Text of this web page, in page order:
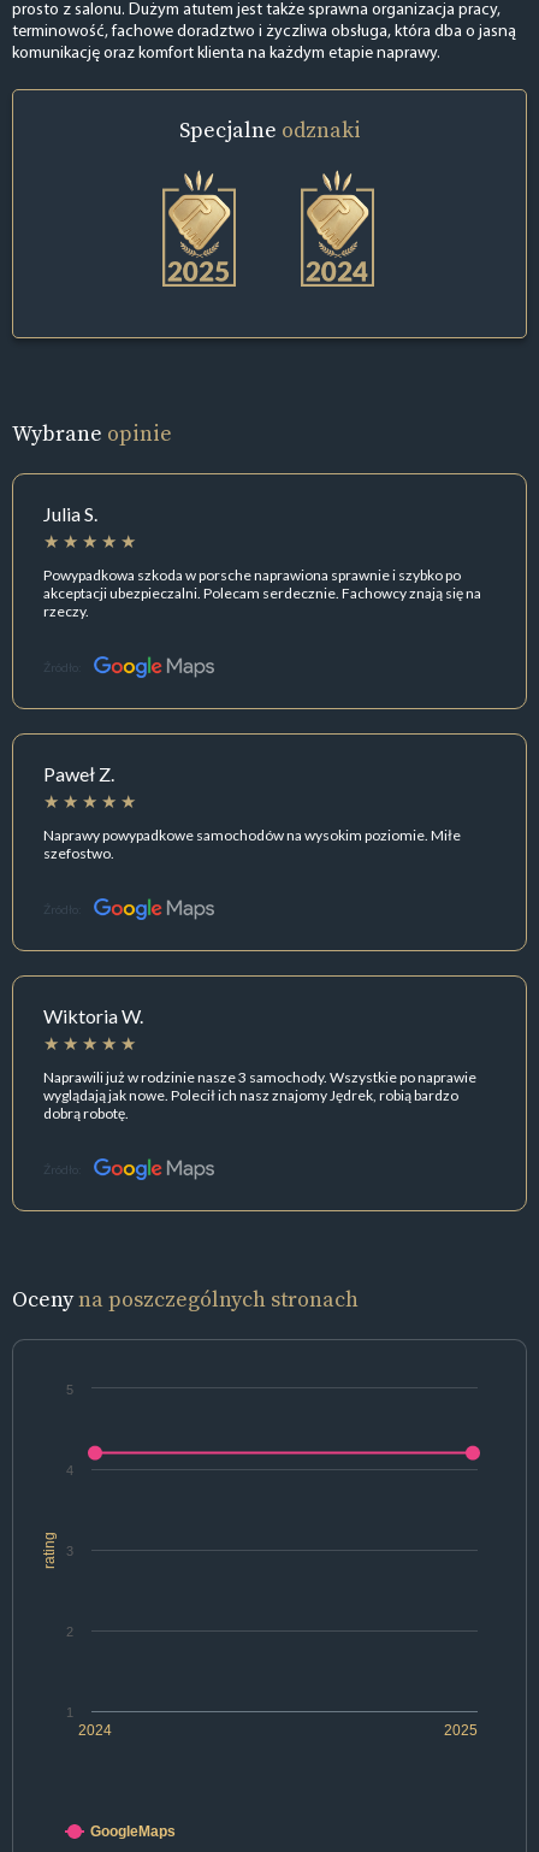
prosto z salonu. Dużym atutem jest także sprawna organizacja pracy,
terminowość, fachowe doradztwo i życzliwa obsługa, która dba o jasną
komunikację oraz komfort klienta na każdym etapie naprawy.
Specjalne odznaki
Wybrane opinie
Julia S.
Powypadkowa szkoda w porsche naprawiona sprawnie i szybko po
akceptacji ubezpieczalni. Polecam serdecznie. Fachowcy znają się na
rzeczy.
Źródło:
Paweł Z.
Naprawy powypadkowe samochodów na wysokim poziomie. Miłe
szefostwo.
Źródło:
Wiktoria W.
Naprawili już w rodzinie nasze 3 samochody. Wszystkie po naprawie
wyglądają jak nowe. Polecił ich nasz znajomy Jędrek, robią bardzo
dobrą robotę.
Źródło:
Ocenyna poszczególnych stronach
rating
2024 2025
1
2
3
4
5
GoogleMaps